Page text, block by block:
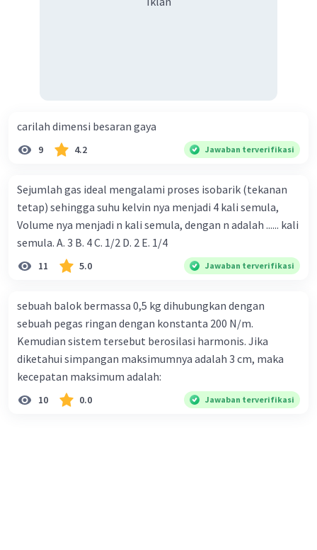
carilah dimensi besaran gaya
9 4.2 Jawaban terverifikasi
Sejumlah gas ideal mengalami proses isobarik (tekanan
tetap) sehingga suhu kelvin nya menjadi 4 kali semula,
Volume nya menjadi n kali semula, dengan n adalah ...... kali
semula. A. 3 B. 4 C. 1/2 D. 2 E. 1/4
11 5.0 Jawaban terverifikasi
sebuah balok bermassa 0,5 kg dihubungkan dengan
sebuah pegas ringan dengan konstanta 200 N/m.
Kemudian sistem tersebut berosilasi harmonis. Jika
diketahui simpangan maksimumnya adalah 3 cm, maka
kecepatan maksimum adalah:
10 0.0 Jawaban terverifikasi